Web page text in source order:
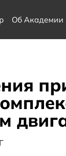
Об Академии